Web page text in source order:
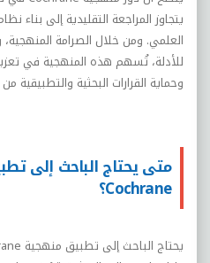
يتجاوز المراجعة التقليدية إلى بناء
العلمي. ومن خلال الصرامة المنهجية،
للأدلة، تُسهم هذه المنهجية في
وحماية القرارات البحثية والتطبيقية
متى يحتاج الباحث إلى
Cochrane؟
يحتاج الباحث إلى تطبيق منهجية